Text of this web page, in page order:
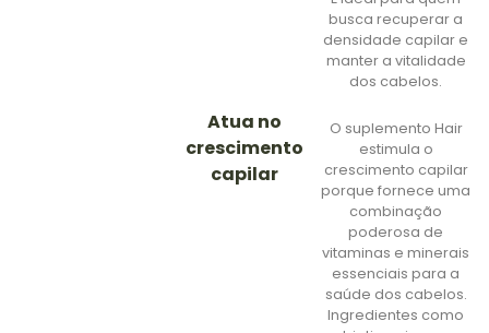
busca recuperar a
densidade capilar e
manter a vitalidade
dos cabelos.
Atua no
crescimento
capilar
O suplemento Hair
estimula o
crescimento capilar
porque fornece uma
combinação
poderosa de
vitaminas e minerais
essenciais para a
saúde dos cabelos.
Ingredientes como